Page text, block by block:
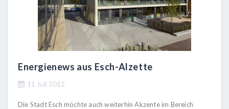
Energienews aus Esch-Alzette
11 Juli 2012
Die Stadt Esch möchte auch weiterhin Akzente im Bereich